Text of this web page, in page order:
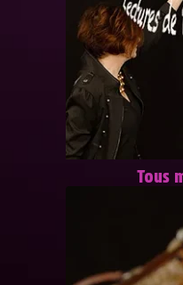
Tous